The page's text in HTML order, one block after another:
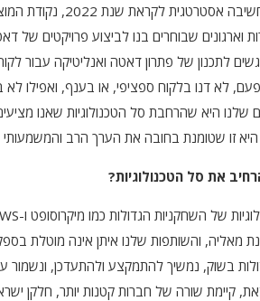
כשהתכנסנו לחשיבה
וארגונים שבוחרים בנו לביצוע פרויקטים של
לתכנון של פתרון דאטה ואנליטיקה עבור
לא דנו בלקוח ספציפי, או בענף, ואפילו
שלנו היא שהרחבת סל הטכנולוגיות שאנו
היא זו שטומנת בחובה את הערך הרב והמשמעותי
את סל הטכנולוגיות?
בשוק, נמשיך להתמקצע ולהתעדכן, ונשמור
קיימת שורה של חברות קטנות יותר, חלקן